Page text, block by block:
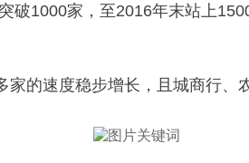
破1000家，至2016年末站上
的速度稳步增长，且城商行、